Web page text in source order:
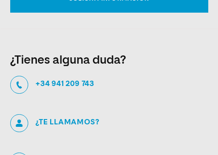
¿Tienes alguna duda?
+34 941 209 743
¿TE LLAMAMOS?